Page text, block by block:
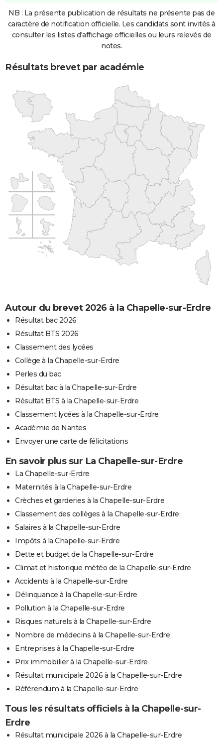
NB : La présente publication de résultats ne présente pas de
caractère de notification officielle. Les candidats sont invités à
consulter les listes d'affichage officielles ou leurs relevés de
notes.
Résultats brevet par académie
Autour du brevet 2026 à la Chapelle-sur-Erdre
Résultat bac 2026
Résultat BTS 2026
Classement des lycées
Collège à la Chapelle-sur-Erdre
Perles du bac
Résultat bac à la Chapelle-sur-Erdre
Résultat BTS à la Chapelle-sur-Erdre
Classement lycées à la Chapelle-sur-Erdre
Académie de Nantes
Envoyer une carte de félicitations
En savoir plus sur La Chapelle-sur-Erdre
La Chapelle-sur-Erdre
Maternités à la Chapelle-sur-Erdre
Crèches et garderies à la Chapelle-sur-Erdre
Classement des collèges à la Chapelle-sur-Erdre
Salaires à la Chapelle-sur-Erdre
Impôts à la Chapelle-sur-Erdre
Dette et budget de la Chapelle-sur-Erdre
Climat et historique météo de la Chapelle-sur-Erdre
Accidents à la Chapelle-sur-Erdre
Délinquance à la Chapelle-sur-Erdre
Pollution à la Chapelle-sur-Erdre
Risques naturels à la Chapelle-sur-Erdre
Nombre de médecins à la Chapelle-sur-Erdre
Entreprises à la Chapelle-sur-Erdre
Prix immobilier à la Chapelle-sur-Erdre
Résultat municipale 2026 à la Chapelle-sur-Erdre
Référendum à la Chapelle-sur-Erdre
Tous les résultats officiels à la Chapelle-sur-
Erdre
Résultat municipale 2026 à la Chapelle-sur-Erdre